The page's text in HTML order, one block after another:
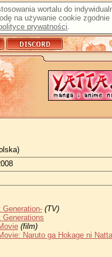
wortalu do
na używanie cookie
prywatności.
Generation- (TV)
Generations
(film)
Naruto ga Hokage ni